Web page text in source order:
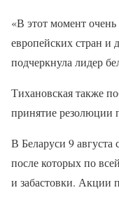
«В этот момент
европейских стран и
подчеркнула лидер
Тихановская также
принятие резолюции
В Беларуси 9 августа
после которых по
и забастовки. Акции